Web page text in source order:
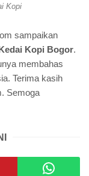
Kopi
sampaikan
Kopi Bogor.
membahas
Terima kasih
Semoga